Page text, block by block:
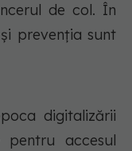
de col. În
prevenţia sunt
digitalizării
accesul